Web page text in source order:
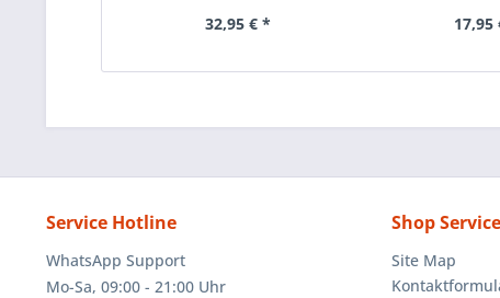
32,95 € * 17,95
Service Hotline
WhatsApp Support
Mo-Sa, 09:00 - 21:00 Uhr
Shop Service
Site Map